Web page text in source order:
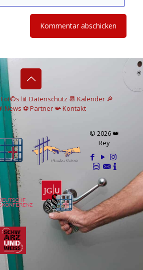
Fot©s 📊 Datenschutz 📆 Kalender 🔎
News ⚽Partner📯Kontakt
© 2026 👑
Rey